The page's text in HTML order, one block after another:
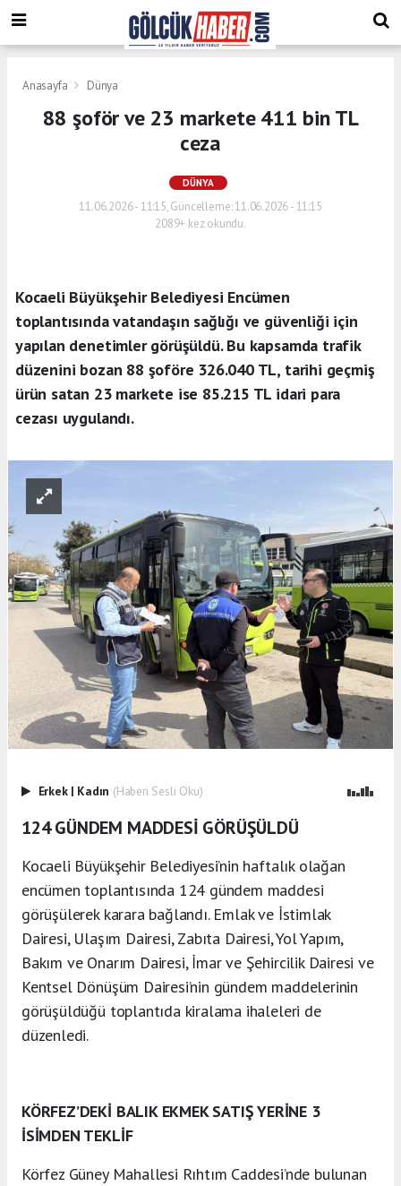
Anasayfa Dünya
88 şoför ve 23 markete 411 bin TL
ceza
DÜNYA
11.06.2026 - 11:15, Güncelleme: 11.06.2026 - 11:15
2089+ kez okundu.
Kocaeli Büyükşehir Belediyesi Encümen
toplantısında vatandaşın sağlığı ve güvenliği için
yapılan denetimler görüşüldü. Bu kapsamda trafik
düzenini bozan 88 şoföre 326.040 TL, tarihi geçmiş
ürün satan 23 markete ise 85.215 TL idari para
cezası uygulandı.
Erkek | Kadın (Haberi Sesli Oku)
124 GÜNDEM MADDESİ GÖRÜŞÜLDÜ
Kocaeli Büyükşehir Belediyesi’nin haftalık olağan
encümen toplantısında 124 gündem maddesi
görüşülerek karara bağlandı. Emlak ve İstimlak
Dairesi, Ulaşım Dairesi, Zabıta Dairesi, Yol Yapım,
Bakım ve Onarım Dairesi, İmar ve Şehircilik Dairesi ve
Kentsel Dönüşüm Dairesi’nin gündem maddelerinin
görüşüldüğü toplantıda kiralama ihaleleri de
düzenledi.
KÖRFEZ’DEKİ BALIK EKMEK SATIŞ YERİNE 3
İSİMDEN TEKLİF
Körfez Güney Mahallesi Rıhtım Caddesi’nde bulunan